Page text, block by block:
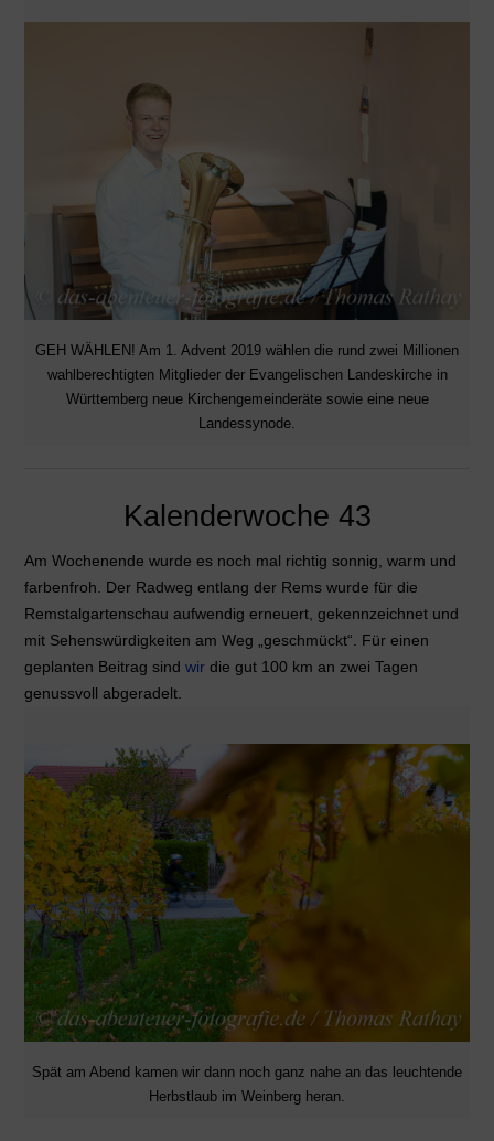
GEH WÄHLEN! Am 1. Advent 2019 wählen die rund zwei Millionen
wahlberechtigten Mitglieder der Evangelischen Landeskirche in
Württemberg neue Kirchengemeinderäte sowie eine neue
Landessynode.
Kalenderwoche 43
Am Wochenende wurde es noch mal richtig sonnig, warm und
farbenfroh. Der Radweg entlang der Rems wurde für die
Remstalgartenschau aufwendig erneuert, gekennzeichnet und
mit Sehenswürdigkeiten am Weg „geschmückt“. Für einen
geplanten Beitrag sind wirdie gut 100 km an zwei Tagen
genussvoll abgeradelt.
Spät am Abend kamen wir dann noch ganz nahe an das leuchtende
Herbstlaub im Weinberg heran.